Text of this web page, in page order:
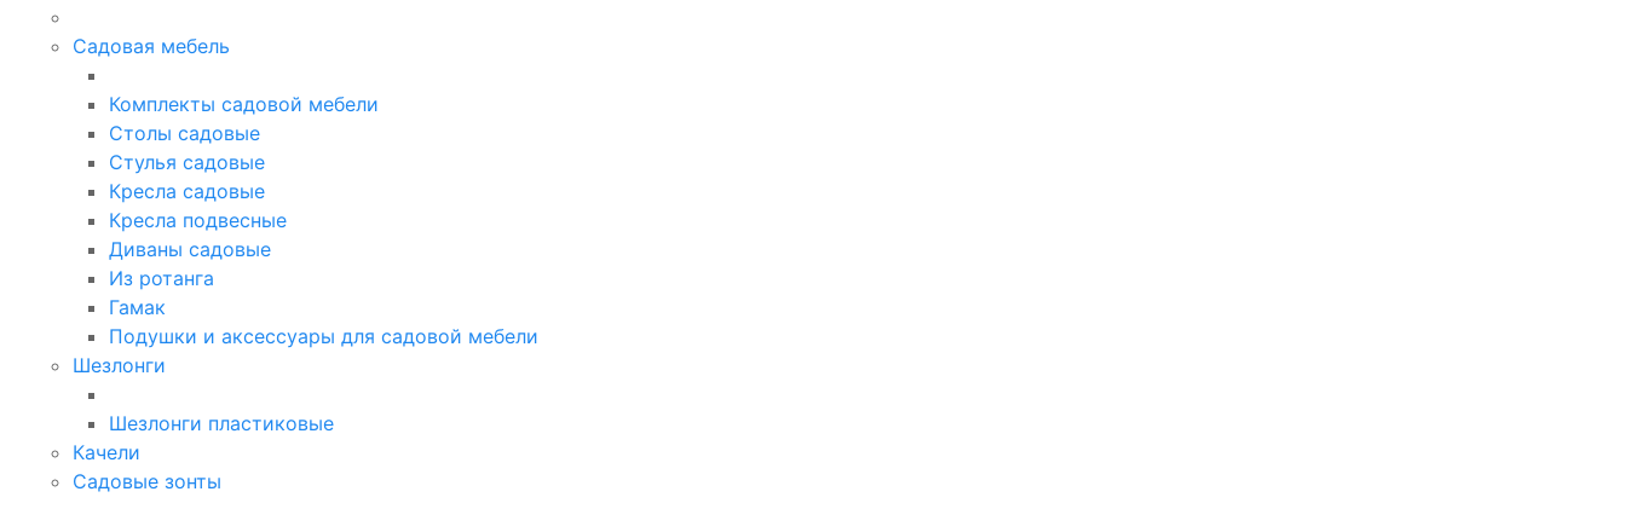
Садовая мебель
Комплекты садовой мебели
Столы садовые
Стулья садовые
Кресла садовые
Кресла подвесные
Диваны садовые
Из ротанга
Гамак
Подушки и аксессуары для садовой мебели
Шезлонги
Шезлонги пластиковые
Качели
Садовые зонты